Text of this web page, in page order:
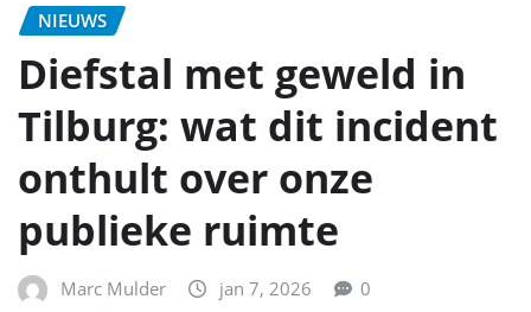
NIEUWS
Diefstal met geweld in
Tilburg: wat dit incident
onthult over onze
publieke ruimte
Marc Mulder jan 7, 2026 0